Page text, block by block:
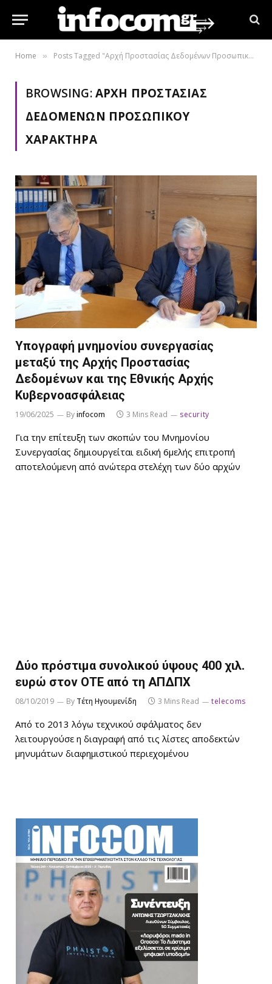
Home » Posts Tagged "Αρχή Προστασίας Δεδομένων Προσωπικού Χαρακτήρα"
BROWSING:ΑΡΧΉ ΠΡΟΣΤΑΣΊΑΣ
ΔΕΔΟΜΈΝΩΝ ΠΡΟΣΩΠΙΚΟΎ
ΧΑΡΑΚΤΉΡΑ
Υπογραφή μνημονίου συνεργασίας
μεταξύ της Αρχής Προστασίας
Δεδομένων και της Εθνικής Αρχής
Κυβερνοασφάλειας
19/06/2025 Byinfocom 3 Mins Read security
Για την επίτευξη των σκοπών του Μνημονίου
Συνεργασίας δημιουργείται ειδική 6μελής επιτροπή
αποτελούμενη από ανώτερα στελέχη των δύο αρχών
Δύο πρόστιμα συνολικού ύψους 400 χιλ.
ευρώ στον ΟΤΕ από τη ΑΠΔΠΧ
08/10/2019 By Τέτη Ηγουμενίδη 3 Mins Read telecoms
Από το 2013 λόγω τεχνικού σφάλματος δεν
λειτουργούσε η διαγραφή από τις λίστες αποδεκτών
μηνυμάτων διαφημιστικού περιεχομένου